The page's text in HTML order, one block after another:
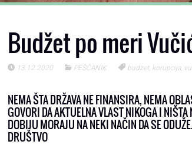
Budžet po meri
13.12.2020 PEŠČANIK budzet, korupcija,
NEMA ŠTA DRŽAVA NE FINANSIRA, NEMA
GOVORI DA AKTUELNA VLAST NIKOGA I
DOBIJU MORAJU NA NEKI NAČIN DA SE
DRUŠTVO